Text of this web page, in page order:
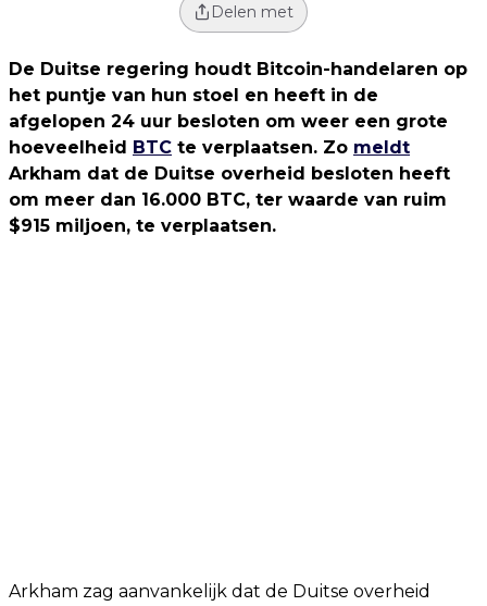
Delen met
De Duitse regering houdt Bitcoin-handelaren op
het puntje van hun stoel en heeft in de
afgelopen 24 uur besloten om weer een grote
hoeveelheid BTC te verplaatsen. Zo meldt
Arkham dat de Duitse overheid besloten heeft
om meer dan 16.000 BTC, ter waarde van ruim
$915 miljoen, te verplaatsen.
Arkham zag aanvankelijk dat de Duitse overheid